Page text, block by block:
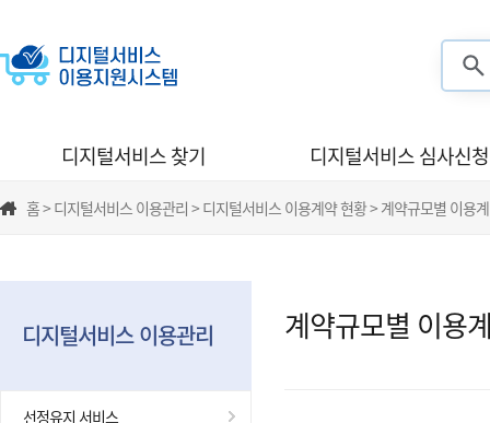
디지털서비스 찾기 디지털서비스 심사신청
홈 > 디지털서비스 이용관리 > 디지털서비스 이용계약 현황 > 계약규모별 이용
디지털서비스 이용관리
선정유지 서비스
계약규모별 이용